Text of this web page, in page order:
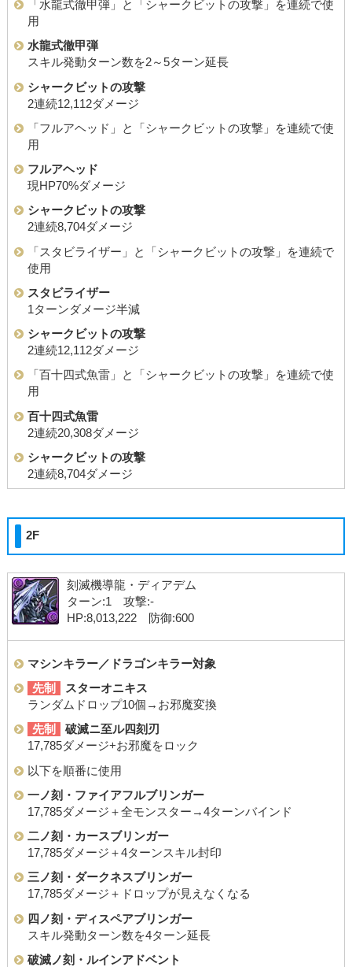
「水龍式徹甲弾」と「シャークビットの攻撃」を連続で使
用
水龍式徹甲弾
スキル発動ターン数を2～5ターン延長
シャークビットの攻撃
2連続12,112ダメージ
「フルアヘッド」と「シャークビットの攻撃」を連続で使
用
フルアヘッド
現HP70%ダメージ
シャークビットの攻撃
2連続8,704ダメージ
「スタビライザー」と「シャークビットの攻撃」を連続で
使用
スタビライザー
1ターンダメージ半減
シャークビットの攻撃
2連続12,112ダメージ
「百十四式魚雷」と「シャークビットの攻撃」を連続で使
用
百十四式魚雷
2連続20,308ダメージ
シャークビットの攻撃
2連続8,704ダメージ
2F
刻滅機導龍・ディアデム
ターン:1 攻撃:-
HP:8,013,222 防御:600
マシンキラー／ドラゴンキラー対象
先制
スターオニキス
ランダムドロップ10個→お邪魔変換
先制
破滅ニ至ル四刻刃
17,785ダメージ+お邪魔をロック
以下を順番に使用
一ノ刻・ファイアフルブリンガー
17,785ダメージ＋全モンスター→4ターンバインド
二ノ刻・カースブリンガー
17,785ダメージ＋4ターンスキル封印
三ノ刻・ダークネスブリンガー
17,785ダメージ＋ドロップが見えなくなる
四ノ刻・ディスペアブリンガー
スキル発動ターン数を4ターン延長
破滅ノ刻・ルインアドベント